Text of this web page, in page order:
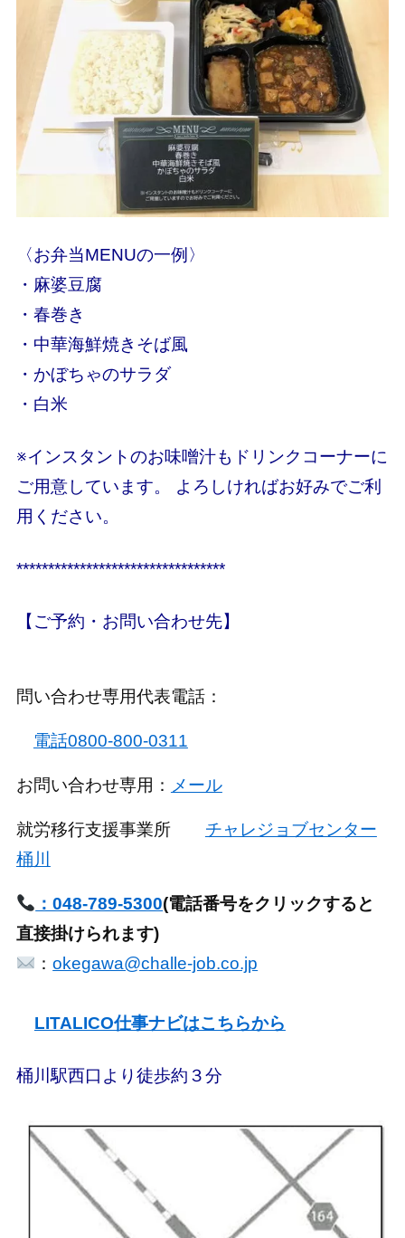
〈お弁当MENUの一例〉
・麻婆豆腐
・春巻き
・中華海鮮焼きそば風
・かぼちゃのサラダ
・白米
※インスタントのお味噌汁もドリンクコーナーに
ご用意しています。 よろしければお好みでご利
用ください。
*********************************
【ご予約・お問い合わせ先】
問い合わせ専用代表電話：
電話0800-800-0311
お問い合わせ専用： メール
就労移行支援事業所 チャレジョブセンター
桶川
：048-789-5300(電話番号をクリックすると
直接掛けられます)
：okegawa@challe-job.co.jp
LITALICO仕事ナビはこちらから
桶川駅西口より徒歩約３分